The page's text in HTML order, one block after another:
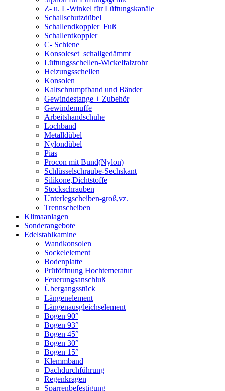
Z- u. L-Winkel für Lüftungskanäle
Schallschutzdübel
Schallendkoppler_Fuß
Schallentkoppler
C- Schiene
Konsoleset_schallgedämmt
Lüftungsschellen-Wickelfalzrohr
Heizungsschellen
Konsolen
Kaltschrumpfband und Bänder
Gewindestange + Zubehör
Gewindemuffe
Arbeitshandschuhe
Lochband
Metalldübel
Nylondübel
Pias
Procon mit Bund(Nylon)
Schlüsselschraube-Sechskant
Silikone,Dichtstoffe
Stockschrauben
Unterlegscheiben-groß,vz.
Trennscheiben
Klimaanlagen
Sonderangebote
Edelstahlkamine
Wandkonsolen
Sockelelement
Bodenplatte
Prüföffnung Hochtemeratur
Feuerungsanschluß
Übergangsstück
Längenelement
Längenausgleichselement
Bogen 90°
Bogen 93°
Bogen 45°
Bogen 30°
Bogen 15°
Klemmband
Dachdurchführung
Regenkragen
Sparrenbefestigung